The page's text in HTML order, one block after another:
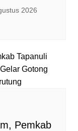
2026
Pemkab